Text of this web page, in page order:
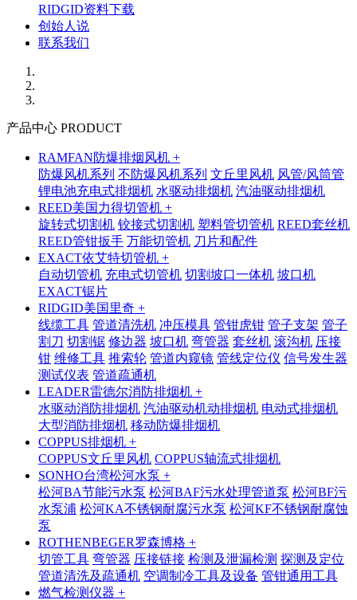
RIDGID资料下载
创始人说
联系我们
产品中心 PRODUCT
RAMFAN防爆排烟风机 +
防爆风机系列 不防爆风机系列 文丘里风机 风管/风筒管
锂电池充电式排烟机 水驱动排烟机 汽油驱动排烟机
REED美国力得切管机 +
旋转式切割机 铰接式切割机 塑料管切管机 REED套丝机
REED管钳扳手 万能切管机 刀片和配件
EXACT依艾特切管机 +
自动切管机 充电式切管机 切割坡口一体机 坡口机
EXACT锯片
RIDGID美国里奇 +
线缆工具 管道清洗机 冲压模具 管钳虎钳 管子支架 管子
割刀 切割锯 修边器 坡口机 弯管器 套丝机 滚沟机 压接
钳 维修工具 推索轮 管道内窥镜 管线定位仪 信号发生器
测试仪表 管道疏通机
LEADER雷德尔消防排烟机 +
水驱动消防排烟机 汽油驱动机动排烟机 电动式排烟机
大型消防排烟机 移动防爆排烟机
COPPUS排烟机 +
COPPUS文丘里风机 COPPUS轴流式排烟机
SONHO台湾松河水泵 +
松河BA节能污水泵 松河BAF污水处理管道泵 松河BF污
水泵浦 松河KA不锈钢耐腐污水泵 松河KF不锈钢耐腐蚀
泵
ROTHENBEGER罗森博格 +
切管工具 弯管器 压接链接 检测及泄漏检测 探测及定位
管道清洗及疏通机 空调制冷工具及设备 管钳通用工具
燃气检测仪器 +